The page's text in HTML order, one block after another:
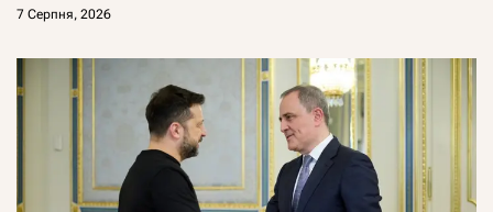
7 Серпня, 2026